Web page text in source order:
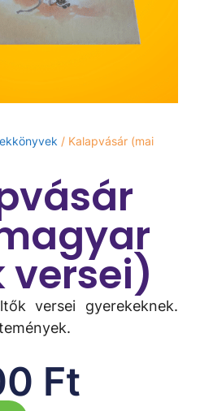
/ Kalapvásár (mai
versei)
versei gyerekeknek.
Ft